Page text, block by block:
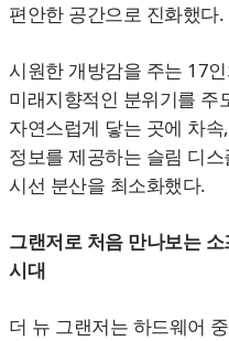
편안한 공간으로 진화했다.
시원한 개방감을 주는 17
미래지향적인 분위기를 주
자연스럽게 닿는 곳에 차
정보를 제공하는 슬림 디
시선 분산을 최소화했다.
그랜저로 처음 만나보는
시대
더 뉴 그랜저는 하드웨어